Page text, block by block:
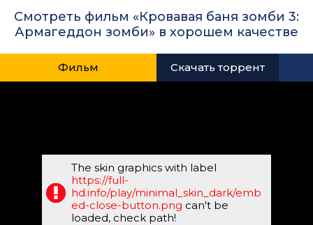
Смотреть фильм «Кровавая баня зомби 3:
Армагеддон зомби» в хорошем качестве
Фильм Скачать торрент
The skin graphics with label
https://full-
hd.info/play/minimal_skin_dark/emb
ed-close-button.png can't be
loaded, check path!